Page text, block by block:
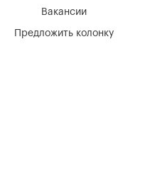
Вакансии
Предложить колонку